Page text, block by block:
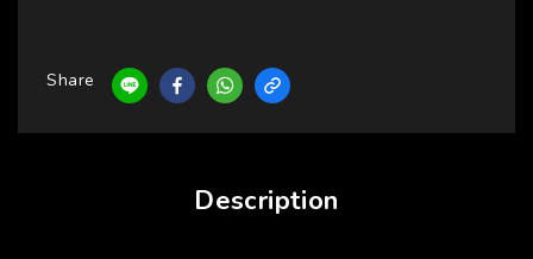
Share
Description